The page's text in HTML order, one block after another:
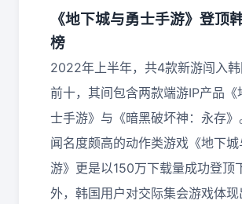
《地下城与勇士手游》登顶
榜
2022年上半年，共4款新游闯入
前十，其间包含两款端游IP产品《
士手游》与《暗黑破坏神：永存
闻名度颇高的动作类游戏《地下
游》更是以150万下载量成功登顶
外，韩国用户对交际集会游戏体